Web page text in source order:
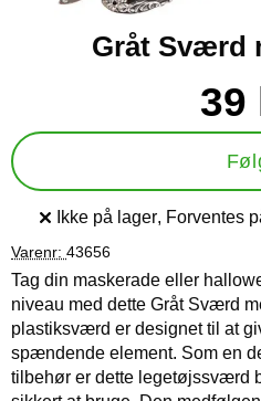
Gråt Sværd
Køb dette produkt Gråt Sværd
39
Produkttilgængelighed:
Ikke på lager, Forventes
Varenr: 43656
Tag din maskerade eller
niveau med dette Gråt Sværd
plastiksværd er designet til at
spændende element. Som en
tilbehør er dette legetøjssværd